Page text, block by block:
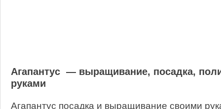
Агапантус — выращивание, посадка,
руками
Агапантус посадка и выращивание своими